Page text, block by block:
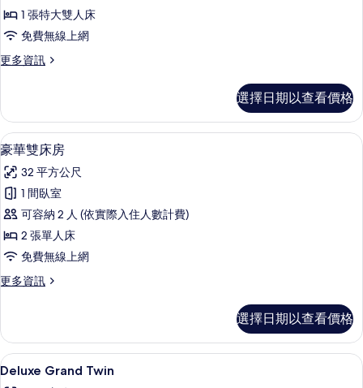
有
相
片
1 張特大雙人床
免費無線上網
更多資訊
更
的
詳
情
選擇日期以查看價格
顯
示
豪
華
雙
床
的
有
相
片
豪華雙床房 | 高級寢具、迷你吧、客
10
豪華雙床房
32 平方公尺
1 間臥室
可容納 2 人 (依實際入住人數計費)
2 張單人床
免費無線上網
更多資訊
更
雙
床
房
選擇日期以查看價格
顯
示
Deluxe Grand Twin | 高級寢具、迷你
9
Deluxe Grand Twin